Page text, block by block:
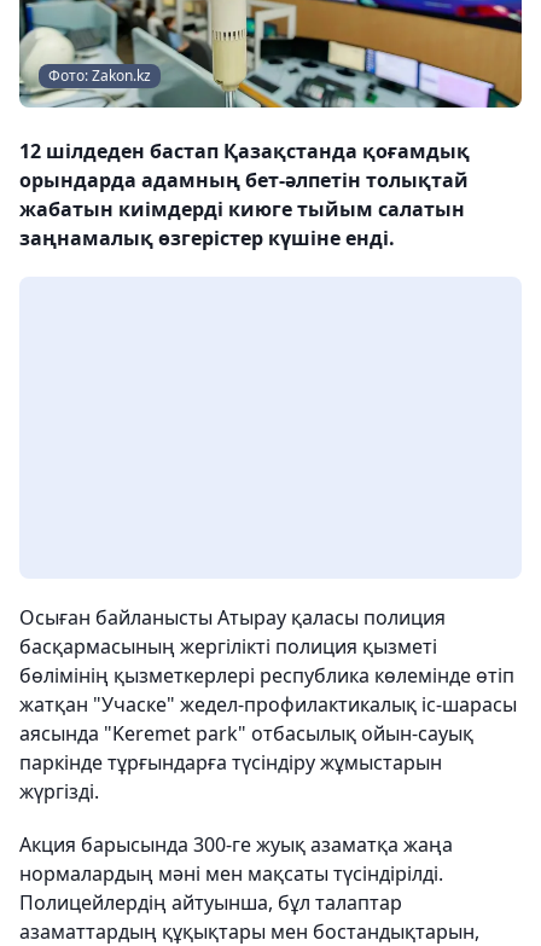
Фото: Zakon.kz
12 шілдеден бастап Қазақстанда қоғамдық
орындарда адамның бет-әлпетін толықтай
жабатын киімдерді киюге тыйым салатын
заңнамалық өзгерістер күшіне енді.
Осыған байланысты Атырау қаласы полиция
басқармасының жергілікті полиция қызметі
бөлімінің қызметкерлері республика көлемінде өтіп
жатқан "Учаске" жедел-профилактикалық іс-шарасы
аясында "Keremet park" отбасылық ойын-сауық
паркінде тұрғындарға түсіндіру жұмыстарын
жүргізді.
Акция барысында 300-ге жуық азаматқа жаңа
нормалардың мәні мен мақсаты түсіндірілді.
Полицейлердің айтуынша, бұл талаптар
азаматтардың құқықтары мен бостандықтарын,